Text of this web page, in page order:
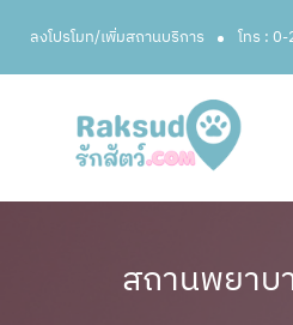
ลงโปรโมท/เพิ่มสถานบริการ โทร :
สถานพยาบ